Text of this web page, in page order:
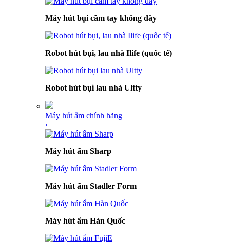
Máy hút bụi cầm tay không dây
Robot hút bụi, lau nhà Ilife (quốc tế)
Robot hút bụi lau nhà Ultty
Máy hút ẩm chính hãng
›
Máy hút ẩm Sharp
Máy hút ẩm Stadler Form
Máy hút ẩm Hàn Quốc